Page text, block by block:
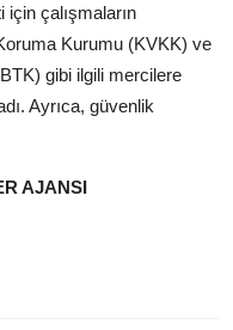
için çalışmaların
Kurumu (KVKK) ve
gibi ilgili mercilere
Ayrıca, güvenlik
AJANSI